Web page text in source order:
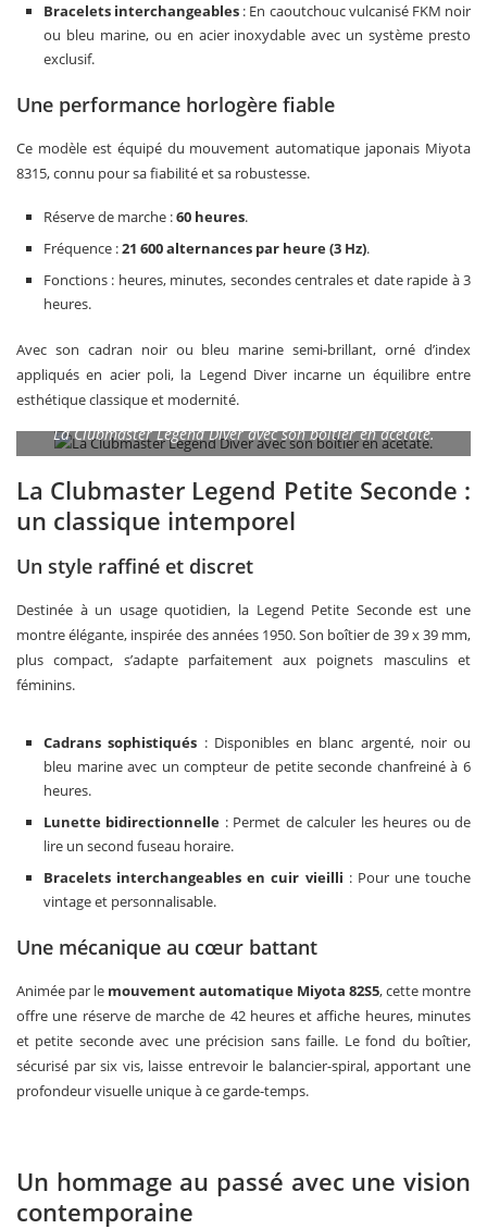
Bracelets interchangeables : En caoutchouc vulcanisé FKM noir
ou bleu marine, ou en acier inoxydable avec un système presto
exclusif.
Une performance horlogère fiable
Ce modèle est équipé du mouvement automatique japonais Miyota
8315, connu pour sa fiabilité et sa robustesse.
Réserve de marche :60 heures.
Fréquence :21 600 alternances par heure (3 Hz).
Fonctions : heures, minutes, secondes centrales et date rapide à 3
heures.
Avec son cadran noir ou bleu marine semi-brillant, orné d’index
appliqués en acier poli, la Legend Diver incarne un équilibre entre
esthétique classique et modernité.
La Clubmaster Legend Diver avec son boîtier en acétate.
La Clubmaster Legend Petite Seconde :
un classique intemporel
Un style raffiné et discret
Destinée à un usage quotidien, la Legend Petite Seconde est une
montre élégante, inspirée des années 1950. Son boîtier de 39 x 39 mm,
plus compact, s’adapte parfaitement aux poignets masculins et
féminins.
Cadrans sophistiqués : Disponibles en blanc argenté, noir ou
bleu marine avec un compteur de petite seconde chanfreiné à 6
heures.
Lunette bidirectionnelle : Permet de calculer les heures ou de
lire un second fuseau horaire.
Bracelets interchangeables en cuir vieilli : Pour une touche
vintage et personnalisable.
Une mécanique au cœur battant
Animée par le mouvement automatique Miyota 82S5, cette montre
offre une réserve de marche de 42 heures et affiche heures, minutes
et petite seconde avec une précision sans faille. Le fond du boîtier,
sécurisé par six vis, laisse entrevoir le balancier-spiral, apportant une
profondeur visuelle unique à ce garde-temps.
Un hommage au passé avec une vision
contemporaine